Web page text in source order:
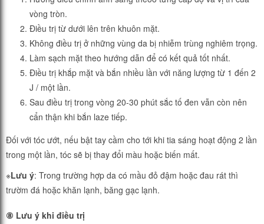
vòng tròn.
Điều trị từ dưới lên trên khuôn mặt.
Không điều trị ở những vùng da bị nhiễm trùng nghiêm trọng.
Làm sạch mặt theo hướng dẫn để có kết quả tốt nhất.
Điều trị khắp mặt và bắn nhiều lần với năng lượng từ 1 đến 2
J / một lần.
Sau điều trị trong vòng 20-30 phút sắc tố đen vẫn còn nên
cẩn thận khi bắn laze tiếp.
Đối với tóc ướt, nếu bật tay cầm cho tới khi tia sáng hoạt động 2 lần
trong một lần, tóc sẽ bị thay đổi màu hoặc biến mất.
※Lưu ý: Trong trường hợp da có mầu đỏ đậm hoặc đau rát thì
trườm đá hoặc khăn lạnh, băng gạc lạnh.
⑧ Lưu ý khi điều trị